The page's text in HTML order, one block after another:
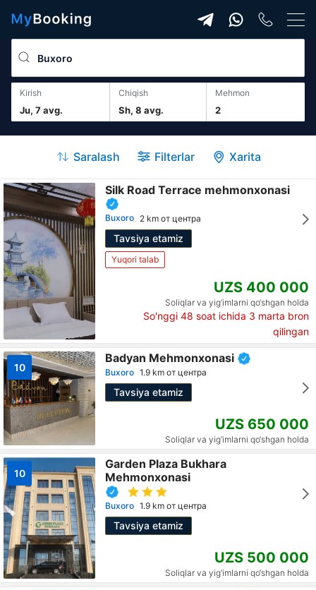
Kirish
Ju, 7 avg.
Chiqish
Sh, 8 avg. 2
mehmon
Saralash Filterlar Xarita
Silk Road Terrace mehmonxonasi
Buxoro 2 km от центра
Tavsiya etamiz
Yuqori talab
UZS 400 000
Soliqlar va yig‘imlarni qo‘shgan holda
So'nggi 48 soat ichida 3 marta bron
qilingan
10
Badyan Mehmonxonasi
Buxoro 1.9 km от центра
Tavsiya etamiz
UZS 650 000
Soliqlar va yig‘imlarni qo‘shgan holda
10
Garden Plaza Bukhara
Mehmonxonasi
Buxoro 1.9 km от центра
Tavsiya etamiz
UZS 500 000
Soliqlar va yig‘imlarni qo‘shgan holda